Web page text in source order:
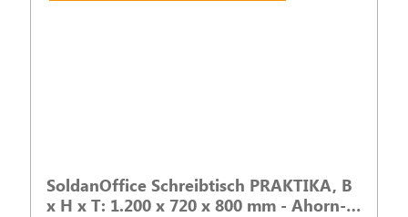
SoldanOffice Schreibtisch PRAKTIKA, B
x H x T: 1.200 x 720 x 800 mm - Ahorn-